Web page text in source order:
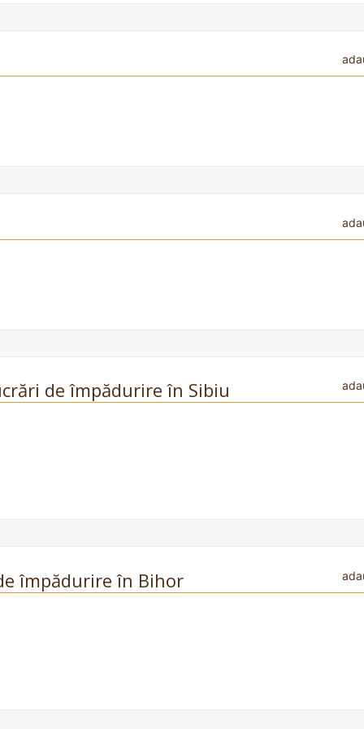
de împădurire în Sibiu
împădurire în Bihor